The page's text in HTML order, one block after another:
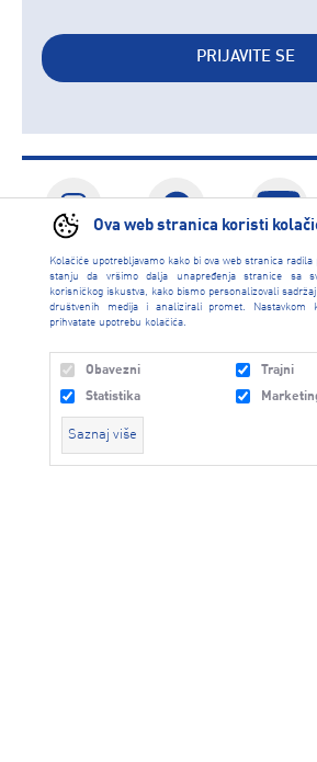
Ova web stranica koristi
Kolačiće upotrebljavamo kako bi ova web stranica
stanju da vršimo dalja unapređenja stranice sa
korisničkog iskustva, kako bismo personalizovali
društvenih medija i analizirali promet. Nastavkom
prihvatate upotrebu kolačića.
Obavezni
Trajni
Statistika
Saznaj više
PRIJAVITE SE
CALL CENTAR
INFORMACIJE
KORISNIČKI CENTAR